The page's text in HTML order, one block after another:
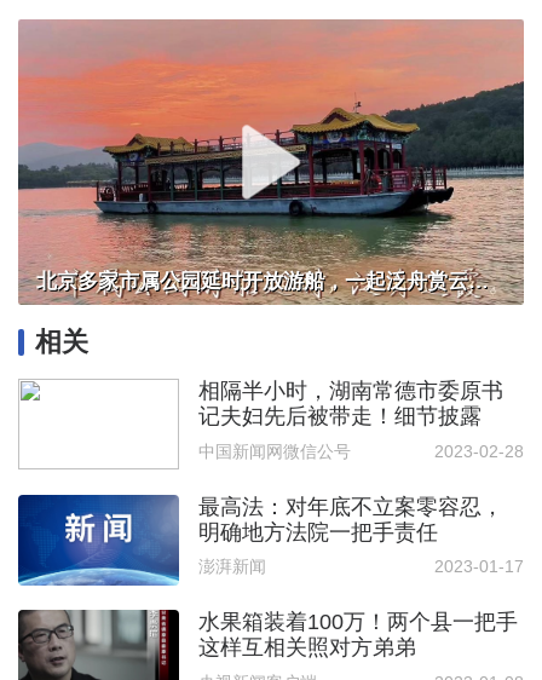
北京多家市属公园延时开放游船，一起泛舟赏云霞！
相关
相隔半小时，湖南常德市委原书
记夫妇先后被带走！细节披露
中国新闻网微信公号 2023-02-28
最高法：对年底不立案零容忍，
明确地方法院一把手责任
澎湃新闻 2023-01-17
水果箱装着100万！两个县一把手
这样互相关照对方弟弟